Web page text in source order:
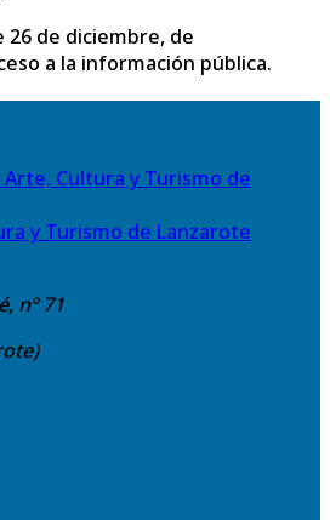
26 de diciembre, de
a la información pública.
y Turismo de Lanzarote
nº 71